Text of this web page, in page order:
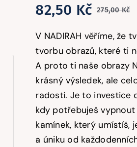
275,00Kč
82,50 Kč
V NADIRAH věříme, že
tvorbu obrazů, které ti
A proto ti naše obrazy
krásný výsledek, ale
radosti. Je to investice
kdy potřebuješ
kamínek, který umístíš,
a úniku od